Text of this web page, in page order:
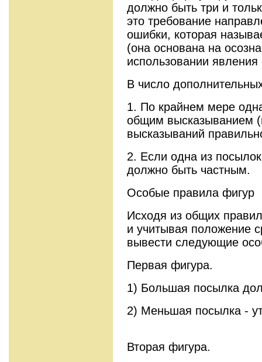
должно быть три и
это требование
ошибки, которая
(она основана на
использовании
В число
1. По крайнем мере
общим высказыванием
высказываний
2. Если одна из
должно быть частным.
Особые правила фигур
Исходя из общих
и учитывая положение
вывести следующие
Первая фигура.
1) Большая посылка
2) Меньшая посылка -
Вторая фигура.